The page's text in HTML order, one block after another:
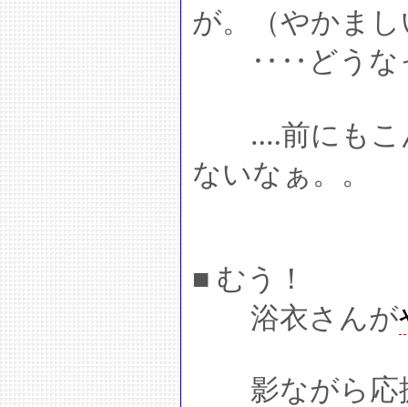
が。（やかまし
‥‥どうなっ
‥‥前にもこ
ないなぁ。。
■ むう！
浴衣さんが
影ながら応